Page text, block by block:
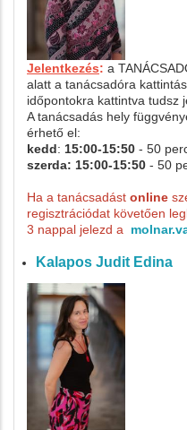
Jelentkezés: a
alatt a tanácsadóra
időpontokra kattintva tudsz
A tanácsadás hely
érhető el:
kedd: 15:00-15:50 - 50
szerda: 15:00-15:50 - 50
Ha a tanácsadást online
regisztrációdat követően
3 nappal jelezd a
Kalapos Judit Edina